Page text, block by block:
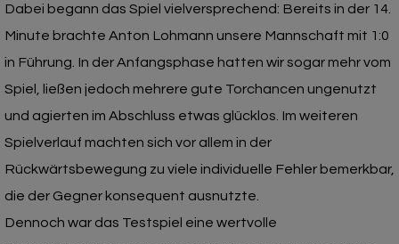
Dabei begann das Spiel vielversprechend: Bereits in der 14.
Minute brachte Anton Lohmann unsere Mannschaft mit 1:0
in Führung. In der Anfangsphase hatten wir sogar mehr vom
Spiel, ließen jedoch mehrere gute Torchancen ungenutzt
und agierten im Abschluss etwas glücklos. Im weiteren
Spielverlauf machten sich vor allem in der
Rückwärtsbewegung zu viele individuelle Fehler bemerkbar,
die der Gegner konsequent ausnutzte.
Dennoch war das Testspiel eine wertvolle